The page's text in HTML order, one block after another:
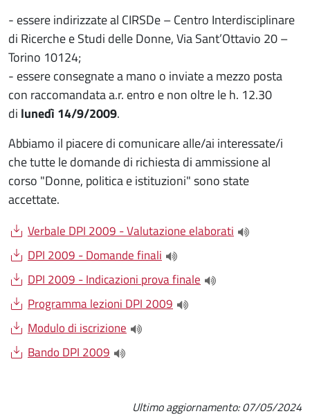
- essere indirizzate al CIRSDe – Centro Interdisciplinare
di Ricerche e Studi delle Donne, Via Sant’Ottavio 20 –
Torino 10124;
- essere consegnate a mano o inviate a mezzo posta
con raccomandata a.r. entro e non oltre le h. 12.30
di lunedì 14/9/2009.
Abbiamo il piacere di comunicare alle/ai interessate/i
che tutte le domande di richiesta di ammissione al
corso "Donne, politica e istituzioni" sono state
accettate.
Document
Verbale DPI 2009 - Valutazione elaborati
Document
DPI 2009 - Domande finali
(apre una nuova finestra)
Document
DPI 2009 - Indicazioni prova finale
Document
Programma lezioni DPI 2009
Document
Modulo di iscrizione
Document
Bando DPI 2009
Ultimo aggiornamento:07/05/2024